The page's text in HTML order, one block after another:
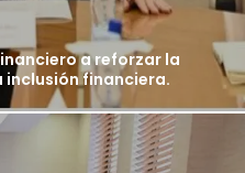
a reforzar la
inclusión financiera.